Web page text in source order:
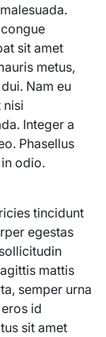
sit amet
metus,
Nam eu
nisi
Integer a
Phasellus
odio.
tincidunt
egestas
mattis
semper urna
id
sit amet